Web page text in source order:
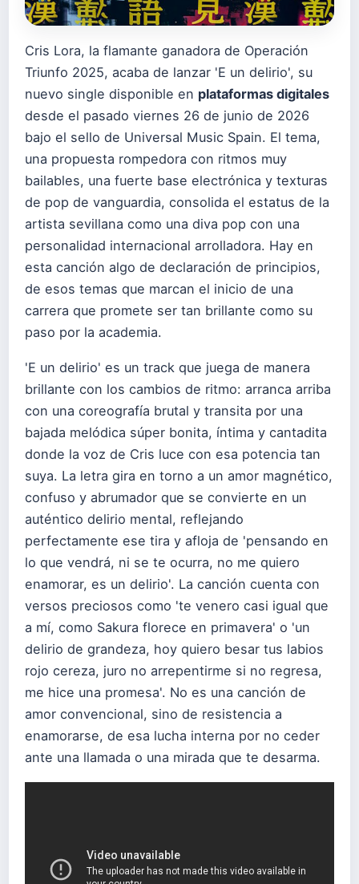
Cris Lora, la flamante ganadora de Operación
Triunfo 2025, acaba de lanzar 'E un delirio', su
nuevo single disponible en plataformas digitales
desde el pasado viernes 26 de junio de 2026
bajo el sello de Universal Music Spain. El tema,
una propuesta rompedora con ritmos muy
bailables, una fuerte base electrónica y texturas
de pop de vanguardia, consolida el estatus de la
artista sevillana como una diva pop con una
personalidad internacional arrolladora. Hay en
esta canción algo de declaración de principios,
de esos temas que marcan el inicio de una
carrera que promete ser tan brillante como su
paso por la academia.
'E un delirio' es un track que juega de manera
brillante con los cambios de ritmo: arranca arriba
con una coreografía brutal y transita por una
bajada melódica súper bonita, íntima y cantadita
donde la voz de Cris luce con esa potencia tan
suya. La letra gira en torno a un amor magnético,
confuso y abrumador que se convierte en un
auténtico delirio mental, reflejando
perfectamente ese tira y afloja de 'pensando en
lo que vendrá, ni se te ocurra, no me quiero
enamorar, es un delirio'. La canción cuenta con
versos preciosos como 'te venero casi igual que
a mí, como Sakura florece en primavera' o 'un
delirio de grandeza, hoy quiero besar tus labios
rojo cereza, juro no arrepentirme si no regresa,
me hice una promesa'. No es una canción de
amor convencional, sino de resistencia a
enamorarse, de esa lucha interna por no ceder
ante una llamada o una mirada que te desarma.